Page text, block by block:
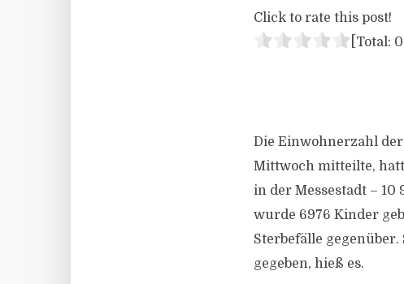
Click to rate this post!
[Total: 0
Die Einwohnerzahl
Mittwoch mitteilte,
in der Messestadt – 10
wurde 6976 Kinder
Sterbefälle
gegeben, hieß es.